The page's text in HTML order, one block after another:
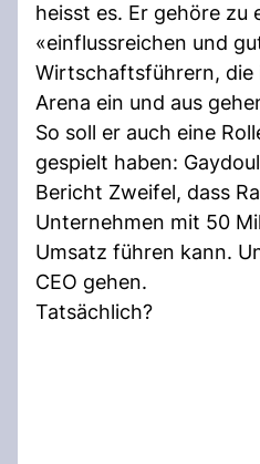
heisst es. Er gehöre zu
«einflussreichen und
Wirtschaftsführern, die
Arena ein und aus
So soll er auch eine
gespielt haben:
Bericht Zweifel, dass
Unternehmen mit 50
Umsatz führen kann.
CEO gehen.
Tatsächlich?